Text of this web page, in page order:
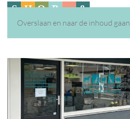
Overslaan en naar de inhoud gaan